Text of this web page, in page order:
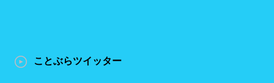
ことぶらツイッター